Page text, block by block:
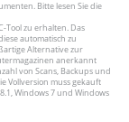
. Bitte lesen Sie die
Tool zu erhalten. Das
automatisch zu
Alternative zur
anerkannt
von Scans, Backups und
Vollversion muss gekauft
Windows 7 und Windows